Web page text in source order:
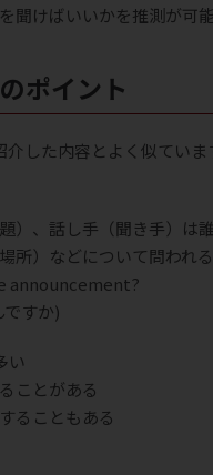
聞けばいいかを推測が可能
ポイント
した内容とよく似てい
）、話し手（聞き手）は
所）などについて問われる
announcement?
すか)
い
ことがある
ることもある